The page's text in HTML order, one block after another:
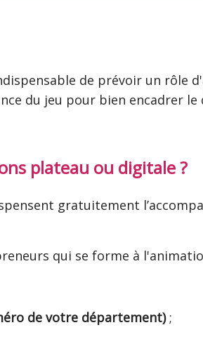
de prévoir un rôle
du jeu pour bien encadrer le
plateau ou digitale ?
gratuitement
qui se forme à
de votre département);